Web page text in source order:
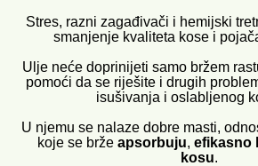
Stres, razni zagađivači i hemijski
smanjenje kvaliteta kose i
Ulje neće doprinijeti samo bržem
pomoći da se riješite i drugih
isušivanja i oslabljenog
U njemu se nalaze dobre masti,
koje se brže apsorbuju, efikasno
kosu.